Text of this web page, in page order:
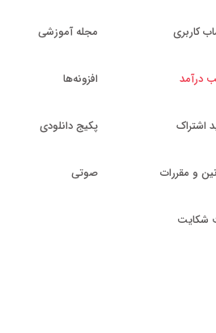
کاربری
درآمد
اشتراک
و مقررات
شکایت
مجله آموزشی
افزونه‌ها
پکیج دانلودی
صوتی